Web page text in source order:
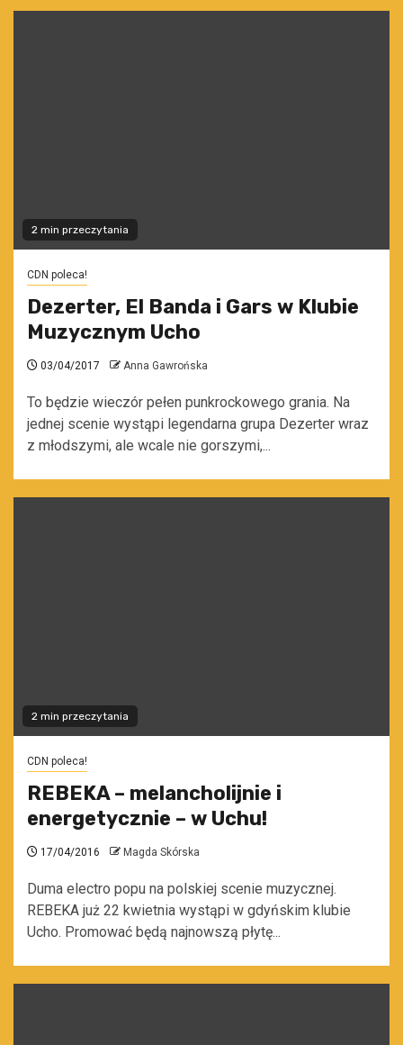
2 min przeczytania
CDN poleca!
Dezerter, El Banda i Gars w Klubie
Muzycznym Ucho
03/04/2017 Anna Gawrońska
To będzie wieczór pełen punkrockowego grania. Na
jednej scenie wystąpi legendarna grupa Dezerter wraz
z młodszymi, ale wcale nie gorszymi,...
2 min przeczytania
CDN poleca!
REBEKA – melancholijnie i
energetycznie – w Uchu!
17/04/2016 Magda Skórska
Duma electro popu na polskiej scenie muzycznej.
REBEKA już 22 kwietnia wystąpi w gdyńskim klubie
Ucho. Promować będą najnowszą płytę...